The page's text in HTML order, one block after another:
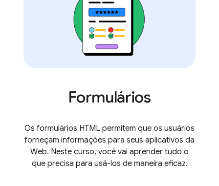
Formulários
Os formulários HTML permitem que os usuários
forneçam informações para seus aplicativos da
Web. Neste curso, você vai aprender tudo o
que precisa para usá-los de maneira eficaz.